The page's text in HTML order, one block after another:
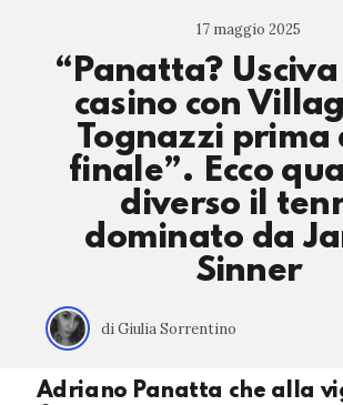
17 maggio 2025
“Panatta?
casino con
Tognazzi prima
finale”. Ecco
diverso il
dominato da
Sinner
di Giulia Sorrentino
Adriano Panatta che alla